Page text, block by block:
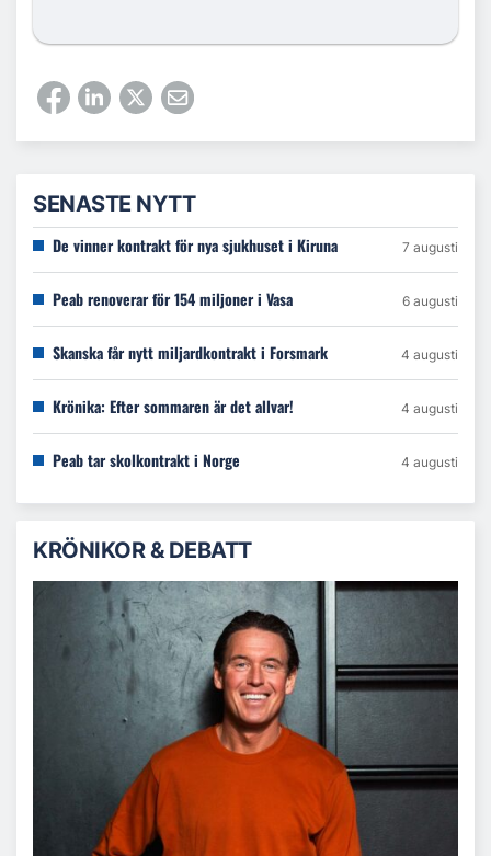
SENASTE NYTT
De vinner kontrakt för nya sjukhuset i Kiruna 7 augusti
Peab renoverar för 154 miljoner i Vasa 6 augusti
Skanska får nytt miljardkontrakt i Forsmark 4 augusti
Krönika: Efter sommaren är det allvar! 4 augusti
Peab tar skolkontrakt i Norge 4 augusti
KRÖNIKOR & DEBATT